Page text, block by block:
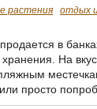
растения отдых
в
На
просто